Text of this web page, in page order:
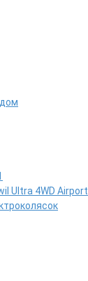
Ultra 4WD Airport